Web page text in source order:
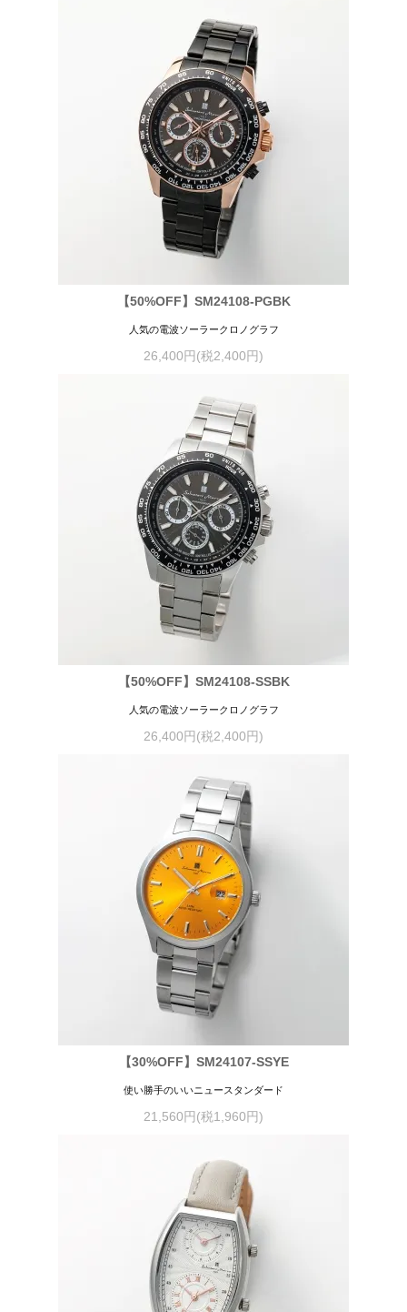
【50%OFF】SM24108-PGBK
人気の電波ソーラークロノグラフ
26,400円(税2,400円)
【50%OFF】SM24108-SSBK
人気の電波ソーラークロノグラフ
26,400円(税2,400円)
【30%OFF】SM24107-SSYE
使い勝手のいいニュースタンダード
21,560円(税1,960円)